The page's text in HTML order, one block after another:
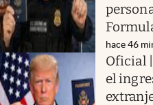
hace 46
Oficial
el